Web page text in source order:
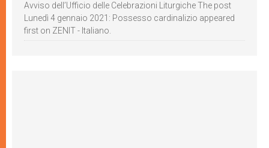
Avviso dell’Ufficio delle Celebrazioni Liturgiche The post
Lunedì 4 gennaio 2021: Possesso cardinalizio appeared
first on ZENIT - Italiano.